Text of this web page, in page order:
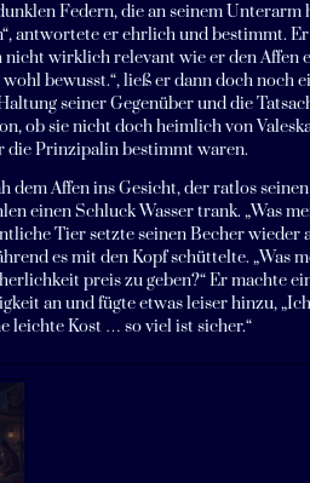
Federn, die an seinem Unterarm
antwortete er ehrlich und bestimmt.
wirklich relevant wie er den Affen
bewusst.“, ließ er dann doch noch
seiner Gegenüber und die
ob sie nicht doch heimlich von
die Prinzipalin bestimmt waren.
dem Affen ins Gesicht, der ratlos
einen Schluck Wasser trank. „Was
Tier setzte seinen Becher wieder
es mit den Kopf schüttelte. „Was
preis zu geben?“ Er machte
an und fügte etwas leiser hinzu,
leichte Kost … so viel ist sicher.“